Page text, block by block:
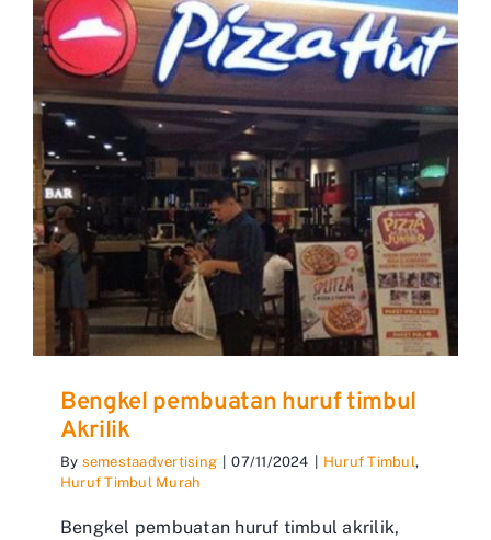
Bengkel pembuatan huruf timbul
Akrilik
By semestaadvertising 07/11/2024 Huruf Timbul,
Huruf Timbul Murah
Bengkel pembuatan huruf timbul akrilik,